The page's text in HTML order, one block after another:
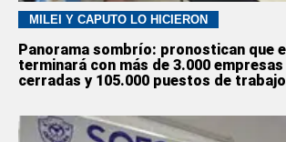
MILEI Y CAPUTO LO HICIERON
Panorama sombrío: pronostican que
terminará con más de 3.000
cerradas y 105.000 puestos de